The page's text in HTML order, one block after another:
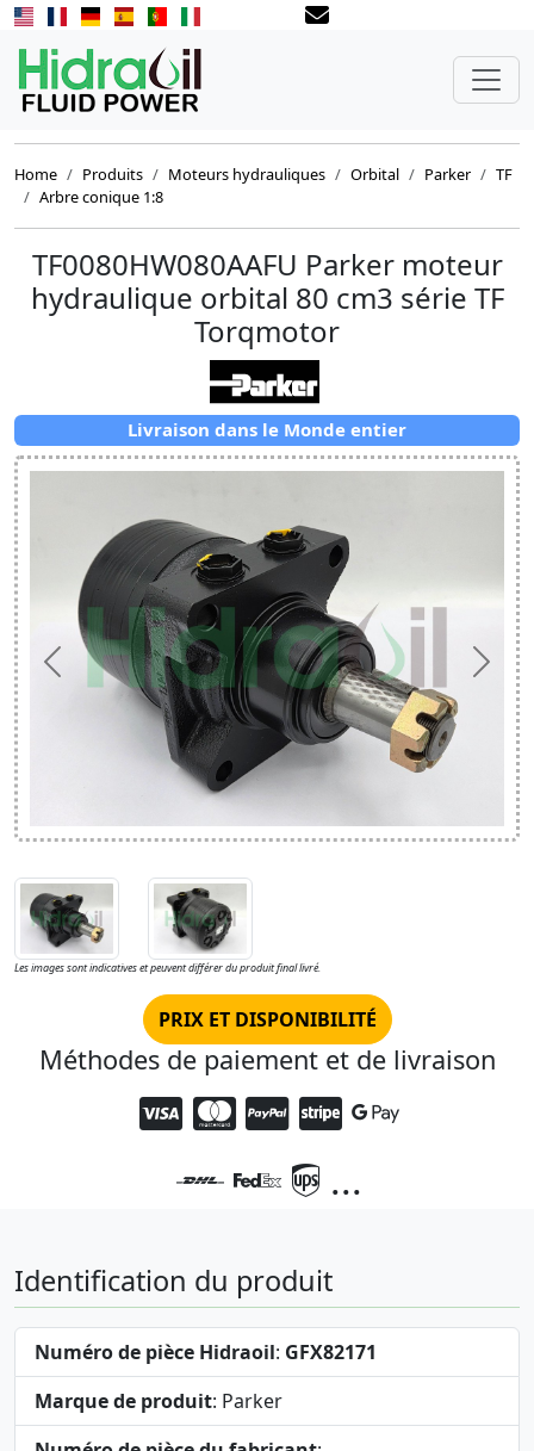
Home Produits Moteurs hydrauliques Orbital Parker
TF
Arbre conique 1:8
TF0080HW080AAFU Parker moteur
hydraulique orbital 80 cm3 série TF
Torqmotor
Livraison dans le Monde entier
Précédent
Les images sont indicatives et peuvent différer du produit final livré.
PRIX ET DISPONIBILITÉ
Méthodes de paiement et de livraison
...
Identification du produit
Numéro de pièce Hidraoil: GFX82171
Marque de produit: Parker